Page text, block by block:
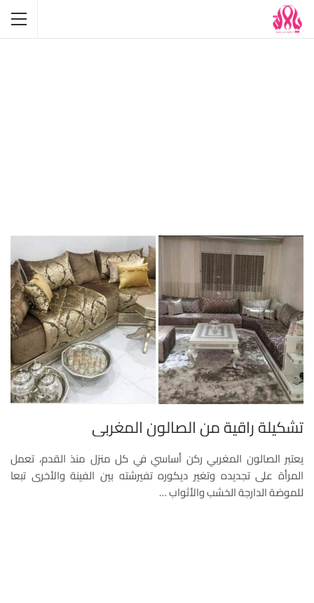
تشكيلة راقية من الصالون المغربي
يعتبر الصالون المغربي ركن أساسي في كل منزل منذ القدم، تعمل
المرأة على تجديده وتغير ديكوره تفيرشته بين الفينة والأخرى تبعا
للموضة الدارجة الخشب والأثواب …